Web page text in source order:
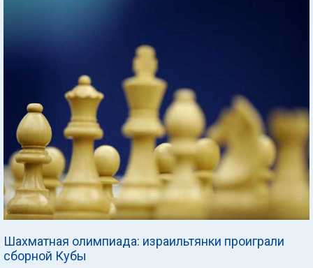
Шахматная олимпиада: израильтянки проиграли
сборной Кубы